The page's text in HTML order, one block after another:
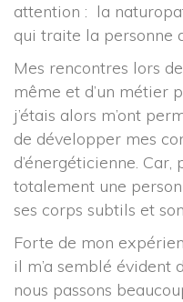
attention : la
qui traite la personne
Mes rencontres lors
même et d’un métier
j’étais alors m’ont
de développer mes
d’énergéticienne.
totalement une
es corps subtils et
Forte de mon
il m’a semblé
nous passons